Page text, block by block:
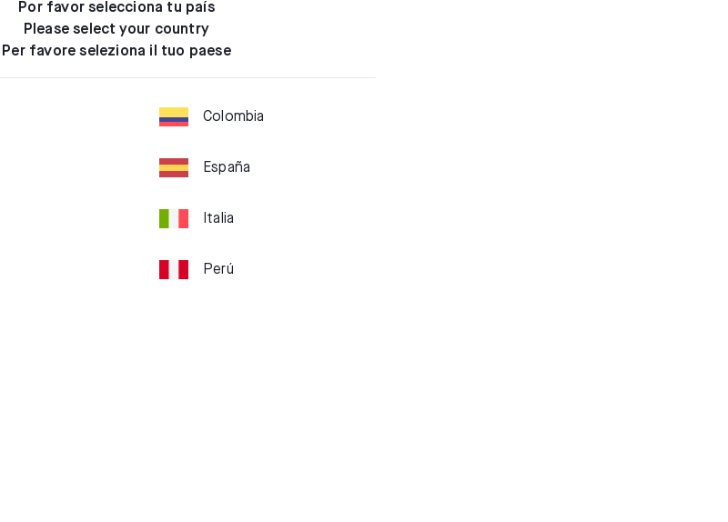
Por favor selecciona tu país
Please select your country
Per favore seleziona il tuo paese
Colombia
España
Italia
Perú